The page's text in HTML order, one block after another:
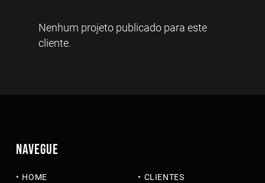
Nenhum projeto publicado para este
cliente.
NAVEGUE
HOME CLIENTES